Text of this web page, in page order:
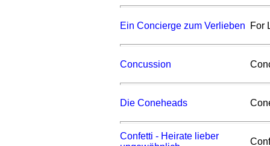
Ein Concierge zum Verlieben For
Concussion
Die Coneheads
Confetti - Heirate lieber